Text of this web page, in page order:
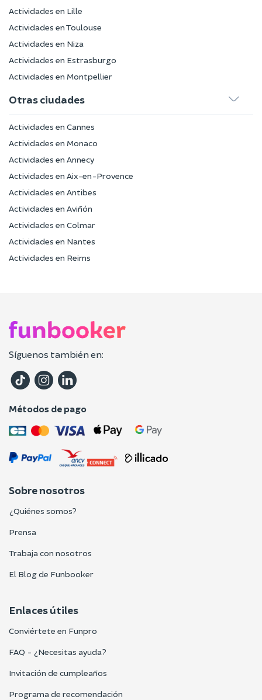
Actividades en Lille
Actividades en Toulouse
Actividades en Niza
Actividades en Estrasburgo
Actividades en Montpellier
Otras ciudades
Actividades en Cannes
Actividades en Monaco
Actividades en Annecy
Actividades en Aix-en-Provence
Actividades en Antibes
Actividades en Aviñón
Actividades en Colmar
Actividades en Nantes
Actividades en Reims
Síguenos también en:
Métodos de pago
Sobre nosotros
¿Quiénes somos?
Prensa
Trabaja con nosotros
El Blog de Funbooker
Enlaces útiles
Conviértete en Funpro
FAQ - ¿Necesitas ayuda?
Invitación de cumpleaños
Programa de recomendación